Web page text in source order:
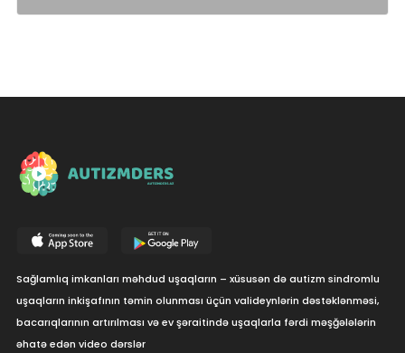
Sağlamlıq imkanları məhdud uşaqların – xüsusən də autizm sindromlu
uşaqların inkişafının təmin olunması üçün valideynlərin dəstəklənməsi,
bacarıqlarının artırılması və ev şəraitində uşaqlarla fərdi məşğələlərin
əhatə edən video dərslər